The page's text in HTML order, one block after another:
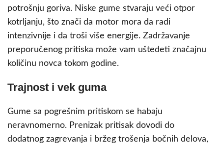
potrošnju goriva. Niske gume stvaraju veći otpor
kotrljanju, što znači da motor mora da radi
intenzivnije i da troši više energije. Zadržavanje
preporučenog pritiska može vam uštedeti značajnu
količinu novca tokom godine.
Trajnost i vek guma
Gume sa pogrešnim pritiskom se habaju
neravnomerno. Prenizak pritisak dovodi do
dodatnog zagrevanja i bržeg trošenja bočnih delova,